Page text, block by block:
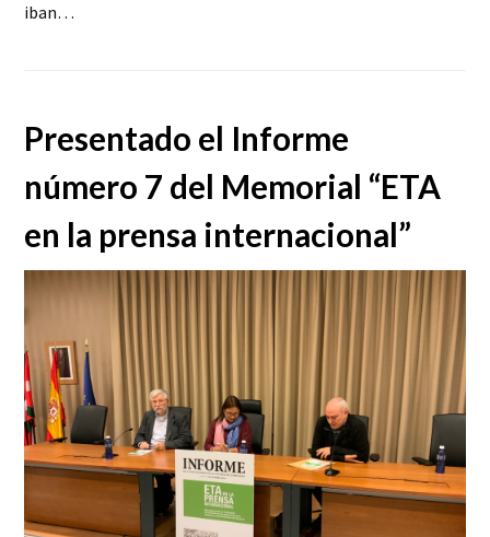
iban…
Presentado el Informe
número 7 del Memorial “ETA
en la prensa internacional”